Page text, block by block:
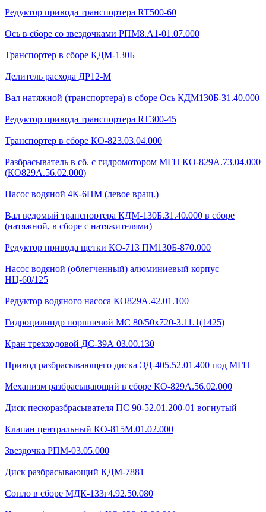
Редуктор привода транспортера RT500-60
Ось в сборе со звездочками РПМ8.А1-01.07.000
Транспортер в сборе КДМ-130Б
Делитель расхода ДР12-М
Вал натяжной (транспортера) в сборе Ось КДМ130Б-31.40.000
Редуктор привода транспортера RT300-45
Транспортер в сборе КО-823.03.04.000
Разбрасыватель в сб. с гидромотором МГП КО-829А.73.04.000
(КО829А.56.02.000)
Насос водяной 4К-6ПМ (левое вращ.)
Вал ведомый транспортера КДМ-130Б.31.40.000 в сборе
(натяжной, в сборе с натяжителями)
Редуктор привода щетки КО-713 ПМ130Б-870.000
Насос водяной (облегченный) алюминиевый корпус
НЦ-60/125
Редуктор водяного насоса КО829А.42.01.100
Гидроцилиндр поршневой МС 80/50х720-3.11.1(1425)
Кран трехходовой ДС-39А 03.00.130
Привод разбрасывающего диска ЭД-405.52.01.400 под МГП
Механизм разбрасывающий в сборе КО-829А.56.02.000
Диск пескоразбрасывателя ПС 90-52.01.200-01 вогнутый
Клапан центральный КО-815М.01.02.000
Звездочка РПМ-03.05.000
Диск разбрасывающий КДМ-7881
Сопло в сборе МДК-133г4.92.50.080